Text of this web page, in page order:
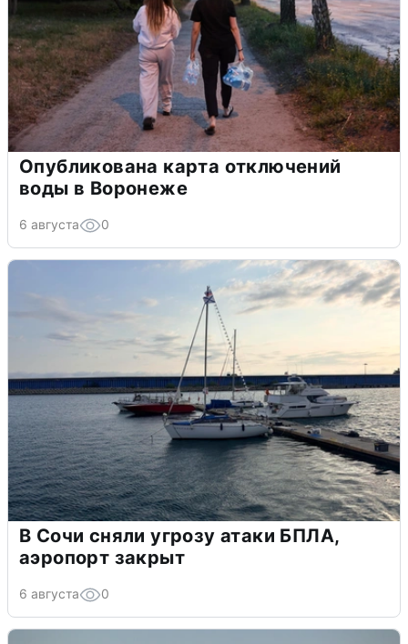
Опубликована карта отключений
воды в Воронеже
6 августа 0
В Сочи сняли угрозу атаки БПЛА,
аэропорт закрыт
6 августа 0